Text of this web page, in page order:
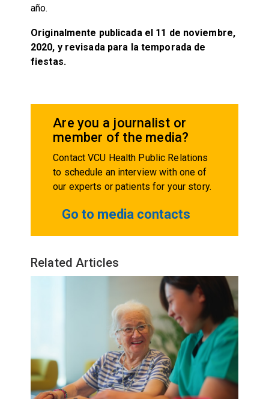
año.
Originalmente publicada el 11 de noviembre,
2020, y revisada para la temporada de
fiestas.
Are you a journalist or
member of the media?
Contact VCU Health Public Relations
to schedule an interview with one of
our experts or patients for your story.
Go to media contacts
Related Articles